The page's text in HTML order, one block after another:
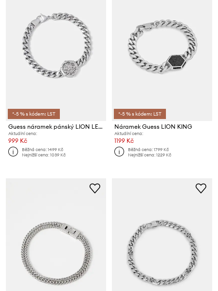
*-5 % s kódem: LST
Guess náramek pánský LION LEGACY
Aktuální cena:
999 Kč
Běžná cena:1499 Kč
Nejnižší cena:1039 Kč
*-5 % s kódem: LST
Náramek Guess LION KING
Aktuální cena:
1199 Kč
Běžná cena:1799 Kč
Nejnižší cena:1229 Kč